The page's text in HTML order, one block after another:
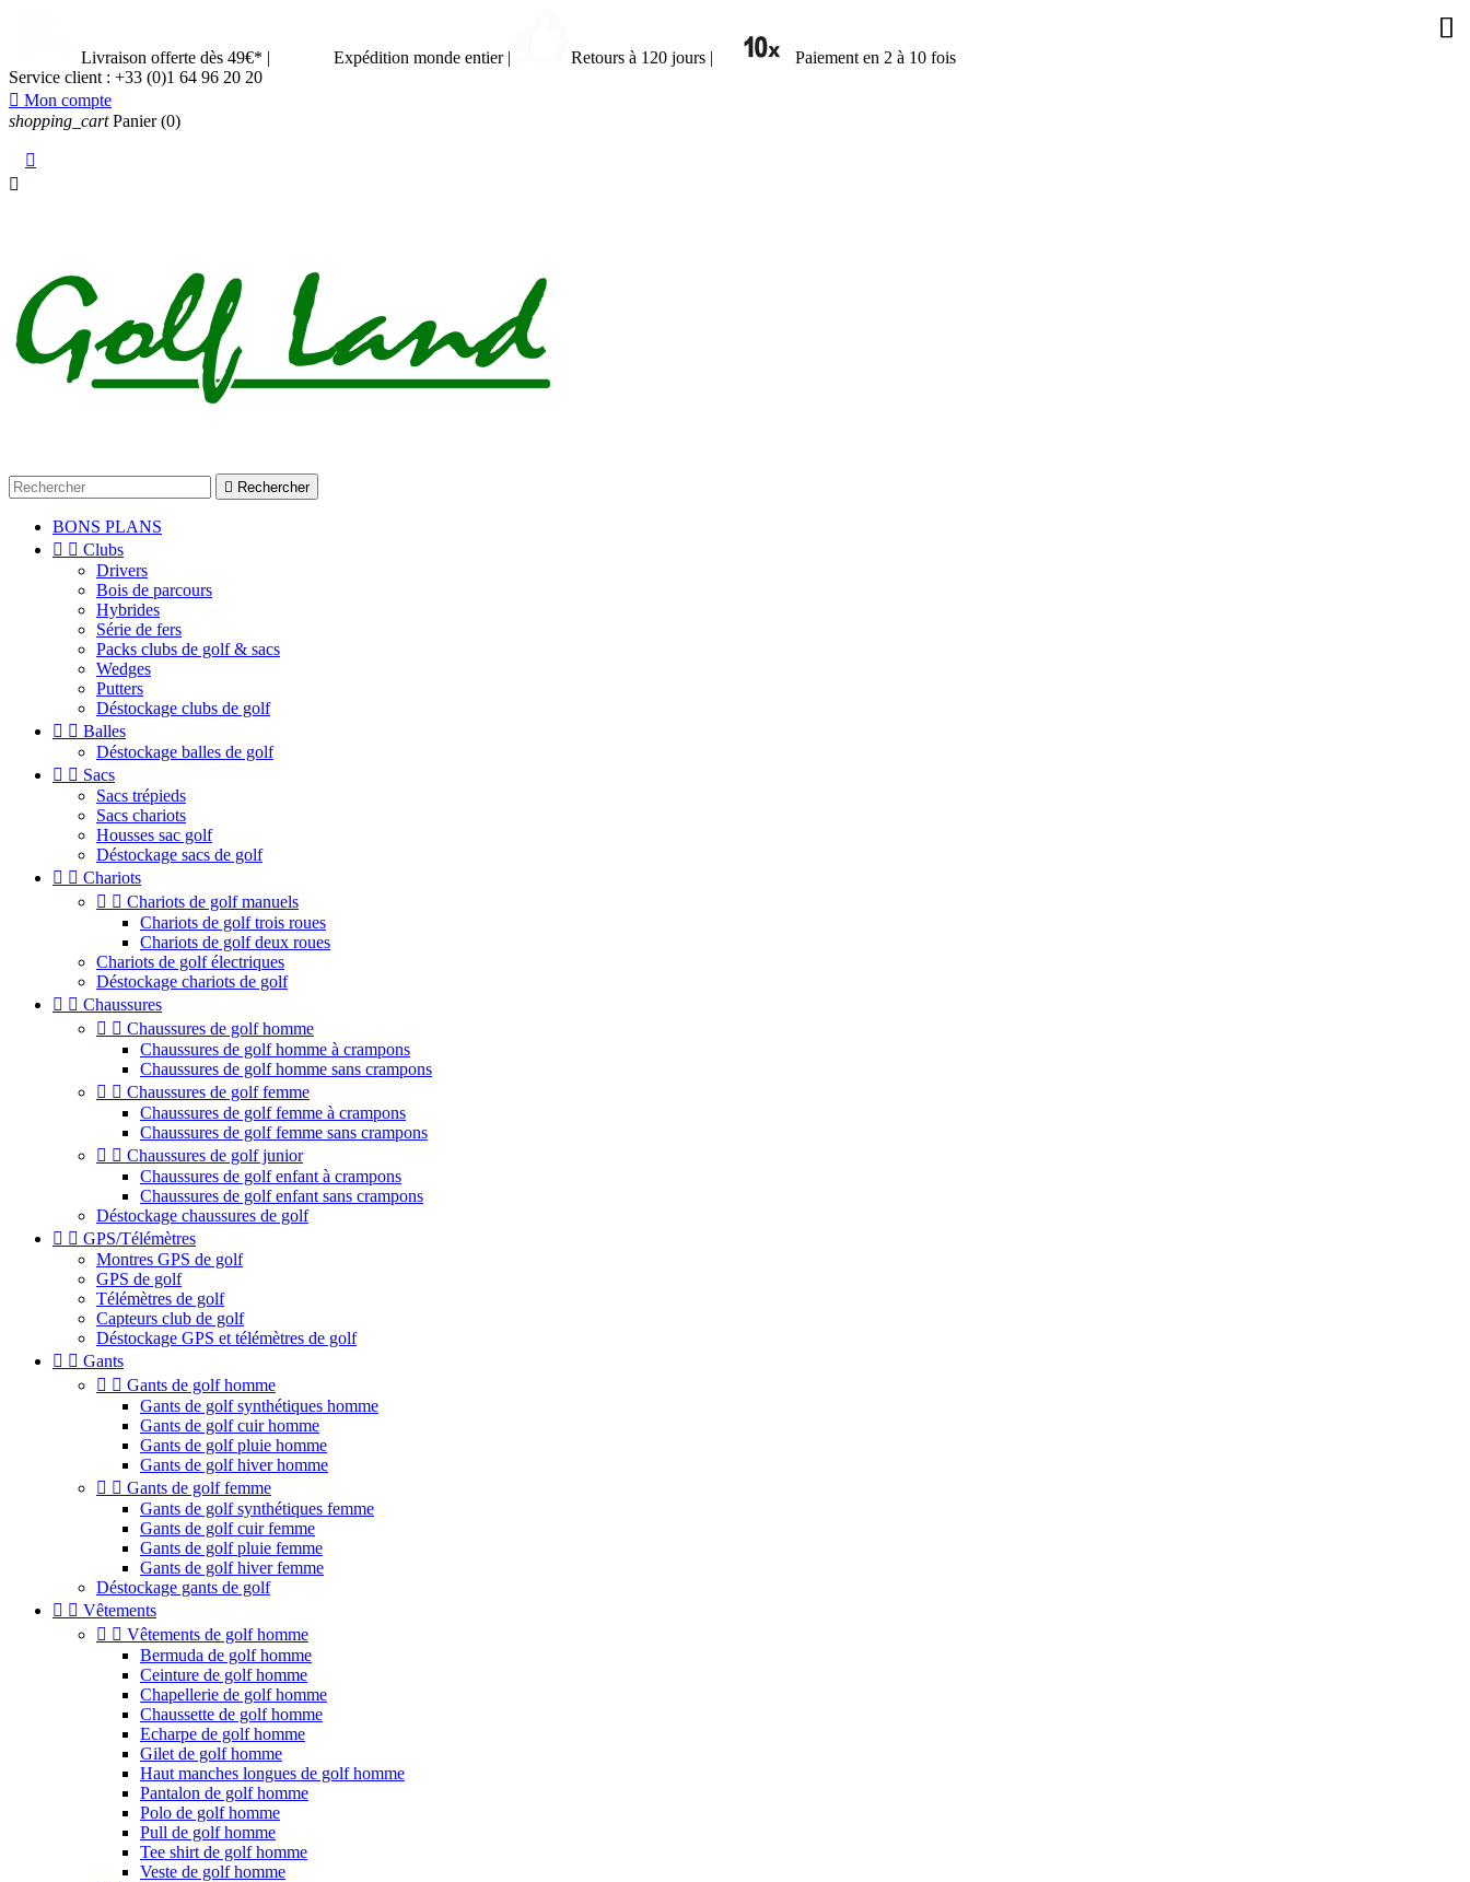
Livraison offerte dès 49€* | Expédition monde entier | Retours à 120 jours |
Paiement en 2 à 10 fois
Service client : +33 (0)1 64 96 20 20
 Mon compte
shopping_cart Panier (0)


 Rechercher
BONS PLANS
  Clubs
Drivers
Bois de parcours
Hybrides
Série de fers
Packs clubs de golf & sacs
Wedges
Putters
Déstockage clubs de golf
  Balles
Déstockage balles de golf
  Sacs
Sacs trépieds
Sacs chariots
Housses sac golf
Déstockage sacs de golf
  Chariots
  Chariots de golf manuels
Chariots de golf trois roues
Chariots de golf deux roues
Chariots de golf électriques
Déstockage chariots de golf
  Chaussures
  Chaussures de golf homme
Chaussures de golf homme à crampons
Chaussures de golf homme sans crampons
  Chaussures de golf femme
Chaussures de golf femme à crampons
Chaussures de golf femme sans crampons
  Chaussures de golf junior
Chaussures de golf enfant à crampons
Chaussures de golf enfant sans crampons
Déstockage chaussures de golf
  GPS/Télémètres
Montres GPS de golf
GPS de golf
Télémètres de golf
Capteurs club de golf
Déstockage GPS et télémètres de golf
  Gants
  Gants de golf homme
Gants de golf synthétiques homme
Gants de golf cuir homme
Gants de golf pluie homme
Gants de golf hiver homme
  Gants de golf femme
Gants de golf synthétiques femme
Gants de golf cuir femme
Gants de golf pluie femme
Gants de golf hiver femme
Déstockage gants de golf
  Vêtements
  Vêtements de golf homme
Bermuda de golf homme
Ceinture de golf homme
Chapellerie de golf homme
Chaussette de golf homme
Echarpe de golf homme
Gilet de golf homme
Haut manches longues de golf homme
Pantalon de golf homme
Polo de golf homme
Pull de golf homme
Tee shirt de golf homme
Veste de golf homme





